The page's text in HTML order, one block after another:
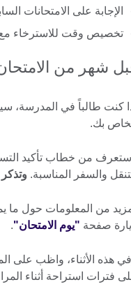
الإجابة على الامتحانات
تخصيص وقت للاسترخاء مع
شهر من
كنت طالباً في المدرسة،
بك.
من خطاب تأكيد
والسفر المناسبة.
من المعلومات حول ما
صفحة "يوم الامتحان".
هذه الأثناء، واظب على
فترات استراحة أثناء